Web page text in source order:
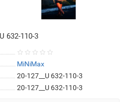
632-110-3
MiNiMax
20-127__U 632-110-3
20-127__U 632-110-3